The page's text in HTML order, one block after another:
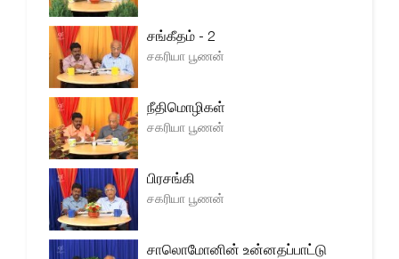
சங்கீதம் - 2
சகரியா பூணன்
நீதிமொழிகள்
சகரியா பூணன்
பிரசங்கி
சகரியா பூணன்
சாலொமோனின் உன்னதப்பாட்டு